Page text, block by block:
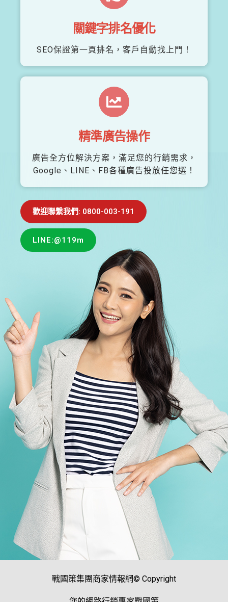
關鍵字排名優化
SEO保證第一頁排名，客戶自動找上門！
精準廣告操作
廣告全方位解決方案，滿足您的行銷需求，
Google、LINE、FB各種廣告投放任您選！
歡迎聯繫我們: 0800-003-191
LINE:@119m
戰國策集團商家情報網© Copyright